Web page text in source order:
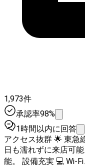
1,973件
承認率98%
1時間以内に回答
アクセス抜群 🌟 東急
日も濡れずに来店可能。 8名収容 👥 最大8名様でご利
能。 設備充実 💻 Wi-Fi、電源、モニター、ホワイトボード完